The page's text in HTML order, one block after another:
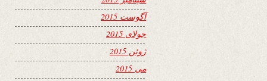
آگوست 2015
جولای 2015
ژوئن 2015
می 2015